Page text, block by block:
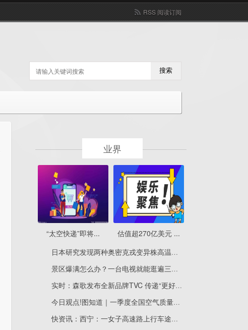
RSS 阅读订阅
搜索
业界
“太空快递”即将... 估值超270亿美元 ...
日本研究发现两种奥密克戎变异株高温时难以增殖-环球聚看点
景区爆满怎么办？一台电视就能逛遍三山五岳
实时：森歌发布全新品牌TVC 传递“更好”品牌新表达
今日观点!图知道｜一季度全国空气质量排名升降折射治理压力变化
快资讯：西宁：一女子高速路上行车途中跳车